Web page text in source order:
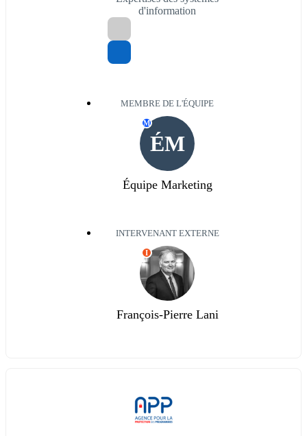
d'information
MEMBRE DE L'ÉQUIPE
ÉM
M
Équipe Marketing
INTERVENANT EXTERNE
I
François-Pierre Lani